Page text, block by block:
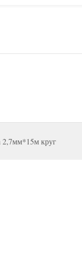
2,7мм*15м круг